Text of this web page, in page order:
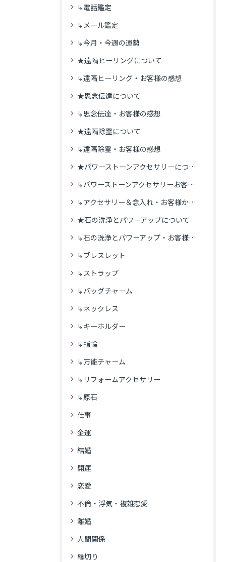
↳電話鑑定
↳メール鑑定
↳今月・今週の運勢
★遠隔ヒーリングについて
↳遠隔ヒーリング・お客様の感想
★思念伝達について
↳思念伝達・お客様の感想
★遠隔除霊について
↳遠隔除霊・お客様の感想
★パワーストーンアクセサリーについて
↳パワーストーンアクセサリーお客様の発送商品一覧
↳アクセサリー＆念入れ・お客様からの感想
★石の洗浄とパワーアップについて
↳石の洗浄とパワーアップ・お客様の感想
↳ブレスレット
↳ストラップ
↳バッグチャーム
↳ネックレス
↳キーホルダー
↳指輪
↳万能チャーム
↳リフォームアクセサリー
↳原石
仕事
金運
結婚
開運
恋愛
不倫・浮気・複雑恋愛
離婚
人間関係
縁切り